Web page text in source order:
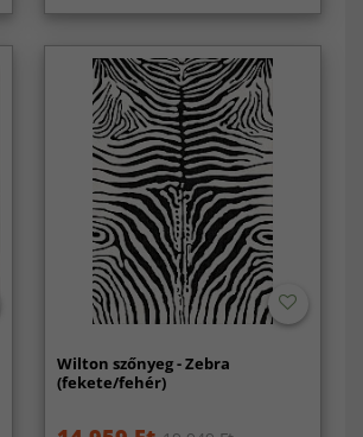
Wilton szőnyeg - Zebra
(fekete/fehér)